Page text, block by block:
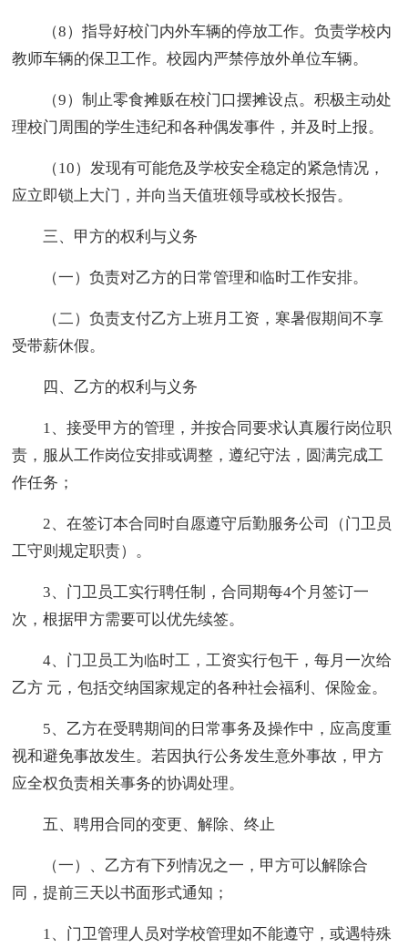
（8）指导好校门内外车辆的停放工作。负责学校内
教师车辆的保卫工作。校园内严禁停放外单位车辆。
（9）制止零食摊贩在校门口摆摊设点。积极主动处
理校门周围的学生违纪和各种偶发事件，并及时上报。
（10）发现有可能危及学校安全稳定的紧急情况，
应立即锁上大门，并向当天值班领导或校长报告。
三、甲方的权利与义务
（一）负责对乙方的日常管理和临时工作安排。
（二）负责支付乙方上班月工资，寒暑假期间不享
受带薪休假。
四、乙方的权利与义务
1、接受甲方的管理，并按合同要求认真履行岗位职
责，服从工作岗位安排或调整，遵纪守法，圆满完成工
作任务；
2、在签订本合同时自愿遵守后勤服务公司（门卫员
工守则规定职责）。
3、门卫员工实行聘任制，合同期每4个月签订一
次，根据甲方需要可以优先续签。
4、门卫员工为临时工，工资实行包干，每月一次给
乙方 元，包括交纳国家规定的各种社会福利、保险金。
5、乙方在受聘期间的日常事务及操作中，应高度重
视和避免事故发生。若因执行公务发生意外事故，甲方
应全权负责相关事务的协调处理。
五、聘用合同的变更、解除、终止
（一）、乙方有下列情况之一，甲方可以解除合
同，提前三天以书面形式通知；
1、门卫管理人员对学校管理如不能遵守，或遇特殊